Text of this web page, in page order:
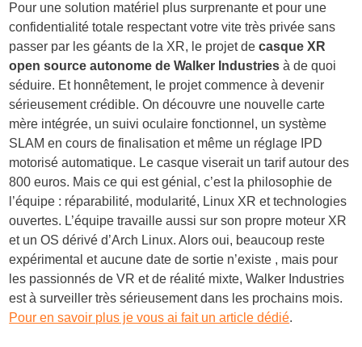
Pour une solution matériel plus surprenante et pour une
confidentialité totale respectant votre vite très privée sans
passer par les géants de la XR, le projet de casque XR
open source autonome de Walker Industries à de quoi
séduire. Et honnêtement, le projet commence à devenir
sérieusement crédible. On découvre une nouvelle carte
mère intégrée, un suivi oculaire fonctionnel, un système
SLAM en cours de finalisation et même un réglage IPD
motorisé automatique. Le casque viserait un tarif autour des
800 euros. Mais ce qui est génial, c’est la philosophie de
l’équipe : réparabilité, modularité, Linux XR et technologies
ouvertes. L’équipe travaille aussi sur son propre moteur XR
et un OS dérivé d’Arch Linux. Alors oui, beaucoup reste
expérimental et aucune date de sortie n’existe , mais pour
les passionnés de VR et de réalité mixte, Walker Industries
est à surveiller très sérieusement dans les prochains mois.
Pour en savoir plus je vous ai fait un article dédié.